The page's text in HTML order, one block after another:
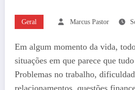
Geral Marcus Pastor
Em algum momento da vida,
situações em que parece que
Problemas no trabalho,
relacionamentos, questões